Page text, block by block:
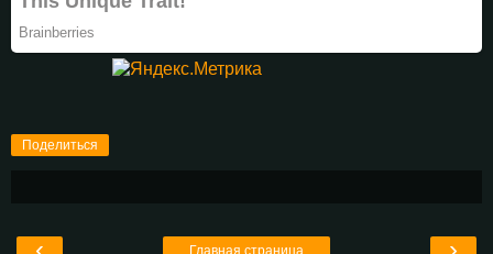
Поделиться
Главная страница